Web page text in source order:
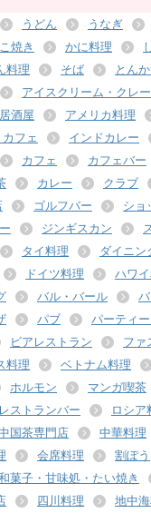
うどん うなぎ
焼き かに料理
料理 そば とん
アイスクリーム・クレ
酒屋
アメリカ料理
フェ
インドカレー
カフェ カフェバー
カレー クラブ
ゴルフバー ショ
ジンギスカン
タイ料理 ダイニン
ドイツ料理 ハワ
バル・バール
パブ
パーティ
ビアレストラン ファ
料理 ベトナム料理
ホルモン マンガ喫茶
レストランバー ロシア
国茶専門店 中華料理
会席料理 割ぽう
菓子・甘味処・たい焼き
四川料理 地中